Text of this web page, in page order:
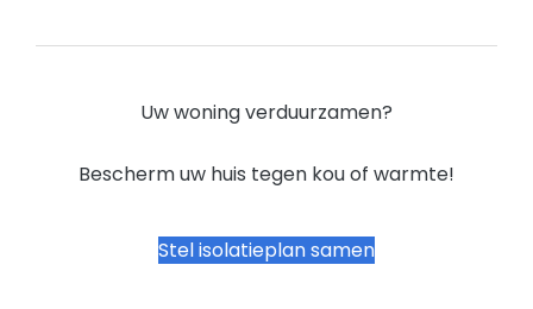
Uw woning verduurzamen?
Bescherm uw huis tegen kou of warmte!
Stel isolatieplan samen